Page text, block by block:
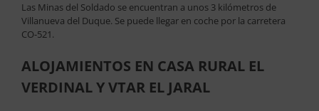
Las Minas del Soldado se encuentran a unos 3 kilómetros de
Villanueva del Duque. Se puede llegar en coche por la carretera
CO-521.
ALOJAMIENTOS EN CASA RURAL EL
VERDINAL Y VTAR EL JARAL